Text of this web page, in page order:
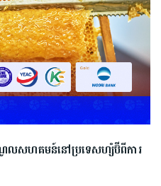
សហគមន៍នៅប្រទេសហ្សំប៊ីពីការ